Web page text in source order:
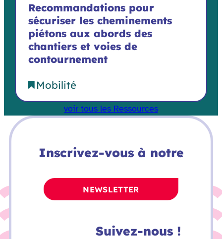
Recommandations pour
sécuriser les cheminements
piétons aux abords des
chantiers et voies de
contournement
Mobilité
voir tous les Ressources
Inscrivez-vous à notre
NEWSLETTER
Suivez-nous !